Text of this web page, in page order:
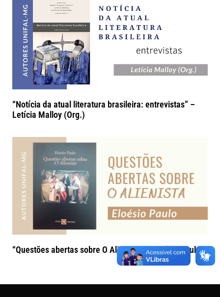
“Notícia da atual literatura brasileira: entrevistas” –
Letícia Malloy (Org.)
“Questões abertas sobre O Alienista” – Eloésio Paulo